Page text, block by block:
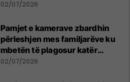
02/07/2026
Pamjet e kamerave zbardhin
përleshjen mes familjarëve ku
mbetën të plagosur katër
persona
02/07/2026